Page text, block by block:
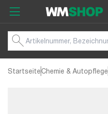
StartseiteChemie & Autopflege